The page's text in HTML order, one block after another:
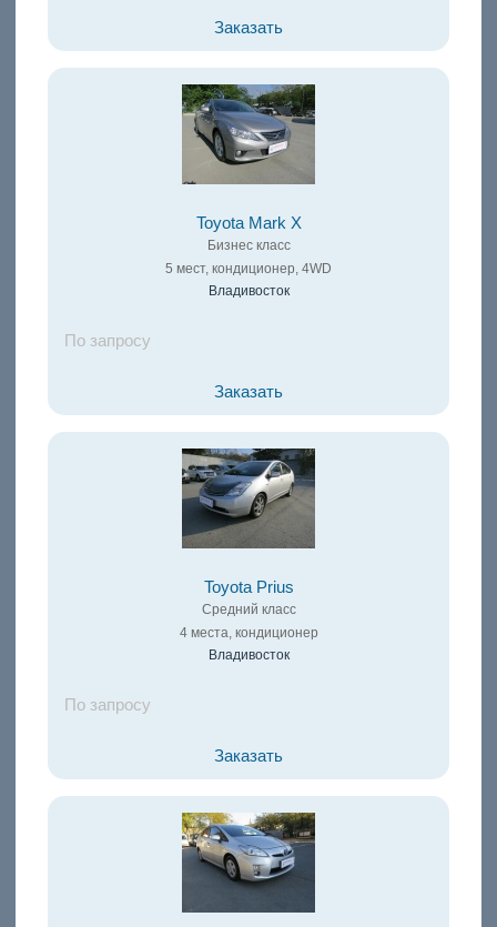
Заказать
Toyota Mark X
Бизнес класс
5 мест, кондиционер, 4WD
Владивосток
По запросу
Заказать
Toyota Prius
Средний класс
4 места, кондиционер
Владивосток
По запросу
Заказать